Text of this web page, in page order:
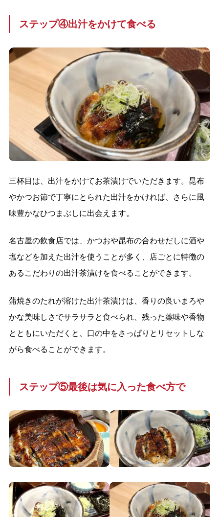
ステップ④出汁をかけて食べる
三杯目は、出汁をかけてお茶漬けでいただきます。昆布
やかつお節で丁寧にとられた出汁をかければ、さらに風
味豊かなひつまぶしに出会えます。
名古屋の飲食店では、かつおや昆布の合わせだしに酒や
塩などを加えた出汁を使うことが多く、店ごとに特徴の
あるこだわりの出汁茶漬けを食べることができます。
蒲焼きのたれが溶けた出汁茶漬けは、香りの良いまろや
かな美味しさでサラサラと食べられ、残った薬味や香物
とともにいただくと、口の中をさっぱりとリセットしな
がら食べることができます。
ステップ⑤最後は気に入った食べ方で